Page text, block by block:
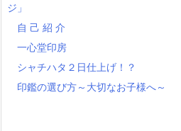
ジ」
自 己 紹 介
一心堂印房
シャチハタ２日仕上げ！？
印鑑の選び方～大切なお子様へ～